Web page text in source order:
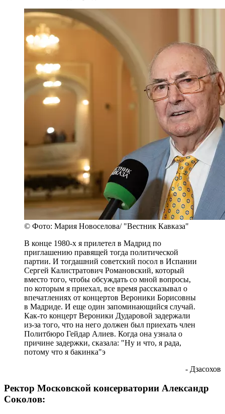
© Фото: Мария Новоселова/ "Вестник Кавказа"
В конце 1980-х я прилетел в Мадрид по
приглашению правящей тогда политической
партии. И тогдашний советский посол в Испании
Сергей Калистратович Романовский, который
вместо того, чтобы обсуждать со мной вопросы,
по которым я приехал, все время рассказывал о
впечатлениях от концертов Вероники Борисовны
в Мадриде. И еще один запоминающийся случай.
Как-то концерт Вероники Дударовой задержали
из-за того, что на него должен был приехать член
Политбюро Гейдар Алиев. Когда она узнала о
причине задержки, сказала: "Ну и что, я рада,
потому что я бакинка"э
- Дзасохов
Ректор Московской консерватории Александр
Соколов: